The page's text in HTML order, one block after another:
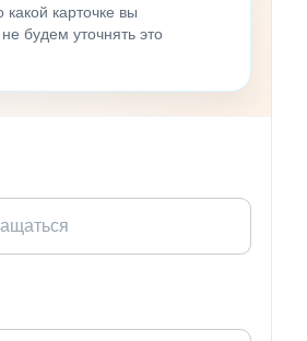
карточке вы
будем уточнять это